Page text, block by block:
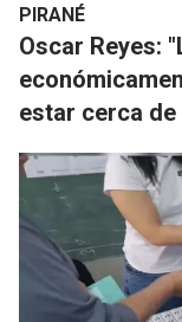
PIRANÉ
Oscar Reyes:
estar cerca